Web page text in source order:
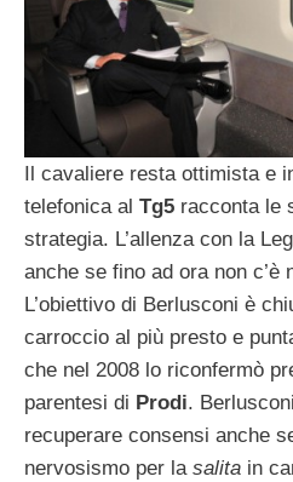
Il cavaliere resta ottimista e
telefonica al Tg5 racconta le
strategia. L’allenza con la
anche se fino ad ora non c’è
L’obiettivo di Berlusconi è
carroccio al più presto e
che nel 2008 lo riconfermò
parentesi di Prodi.
recuperare consensi anche
nervosismo per la salita in